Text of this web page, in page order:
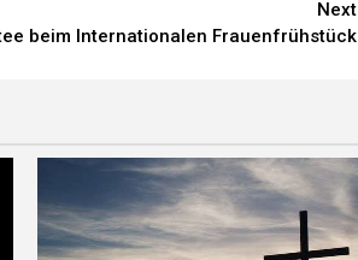
Next
beim Internationalen Frauenfrühstück